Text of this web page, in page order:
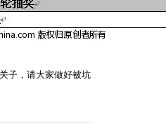
子，请大家做好被坑